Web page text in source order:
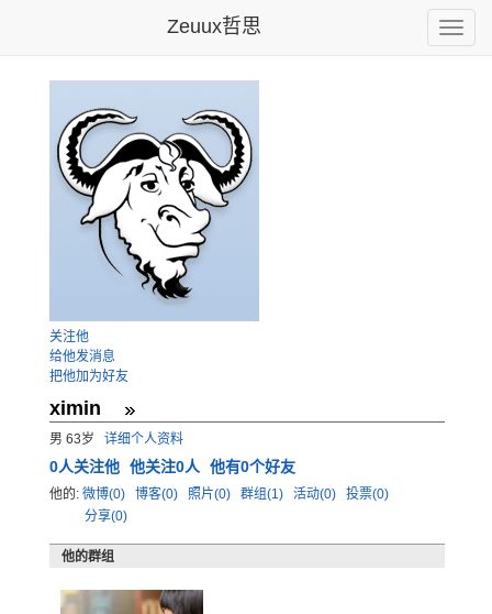
Toggle
Zeuux哲思
关注他
给他发消息
把他加为好友
ximin
男 63岁 详细个人资料
0人关注他 他关注0人 他有0个好友
他的: 微博(0) 博客(0) 照片(0) 群组(1) 活动(0)
投票(0)
分享(0)
他的群组